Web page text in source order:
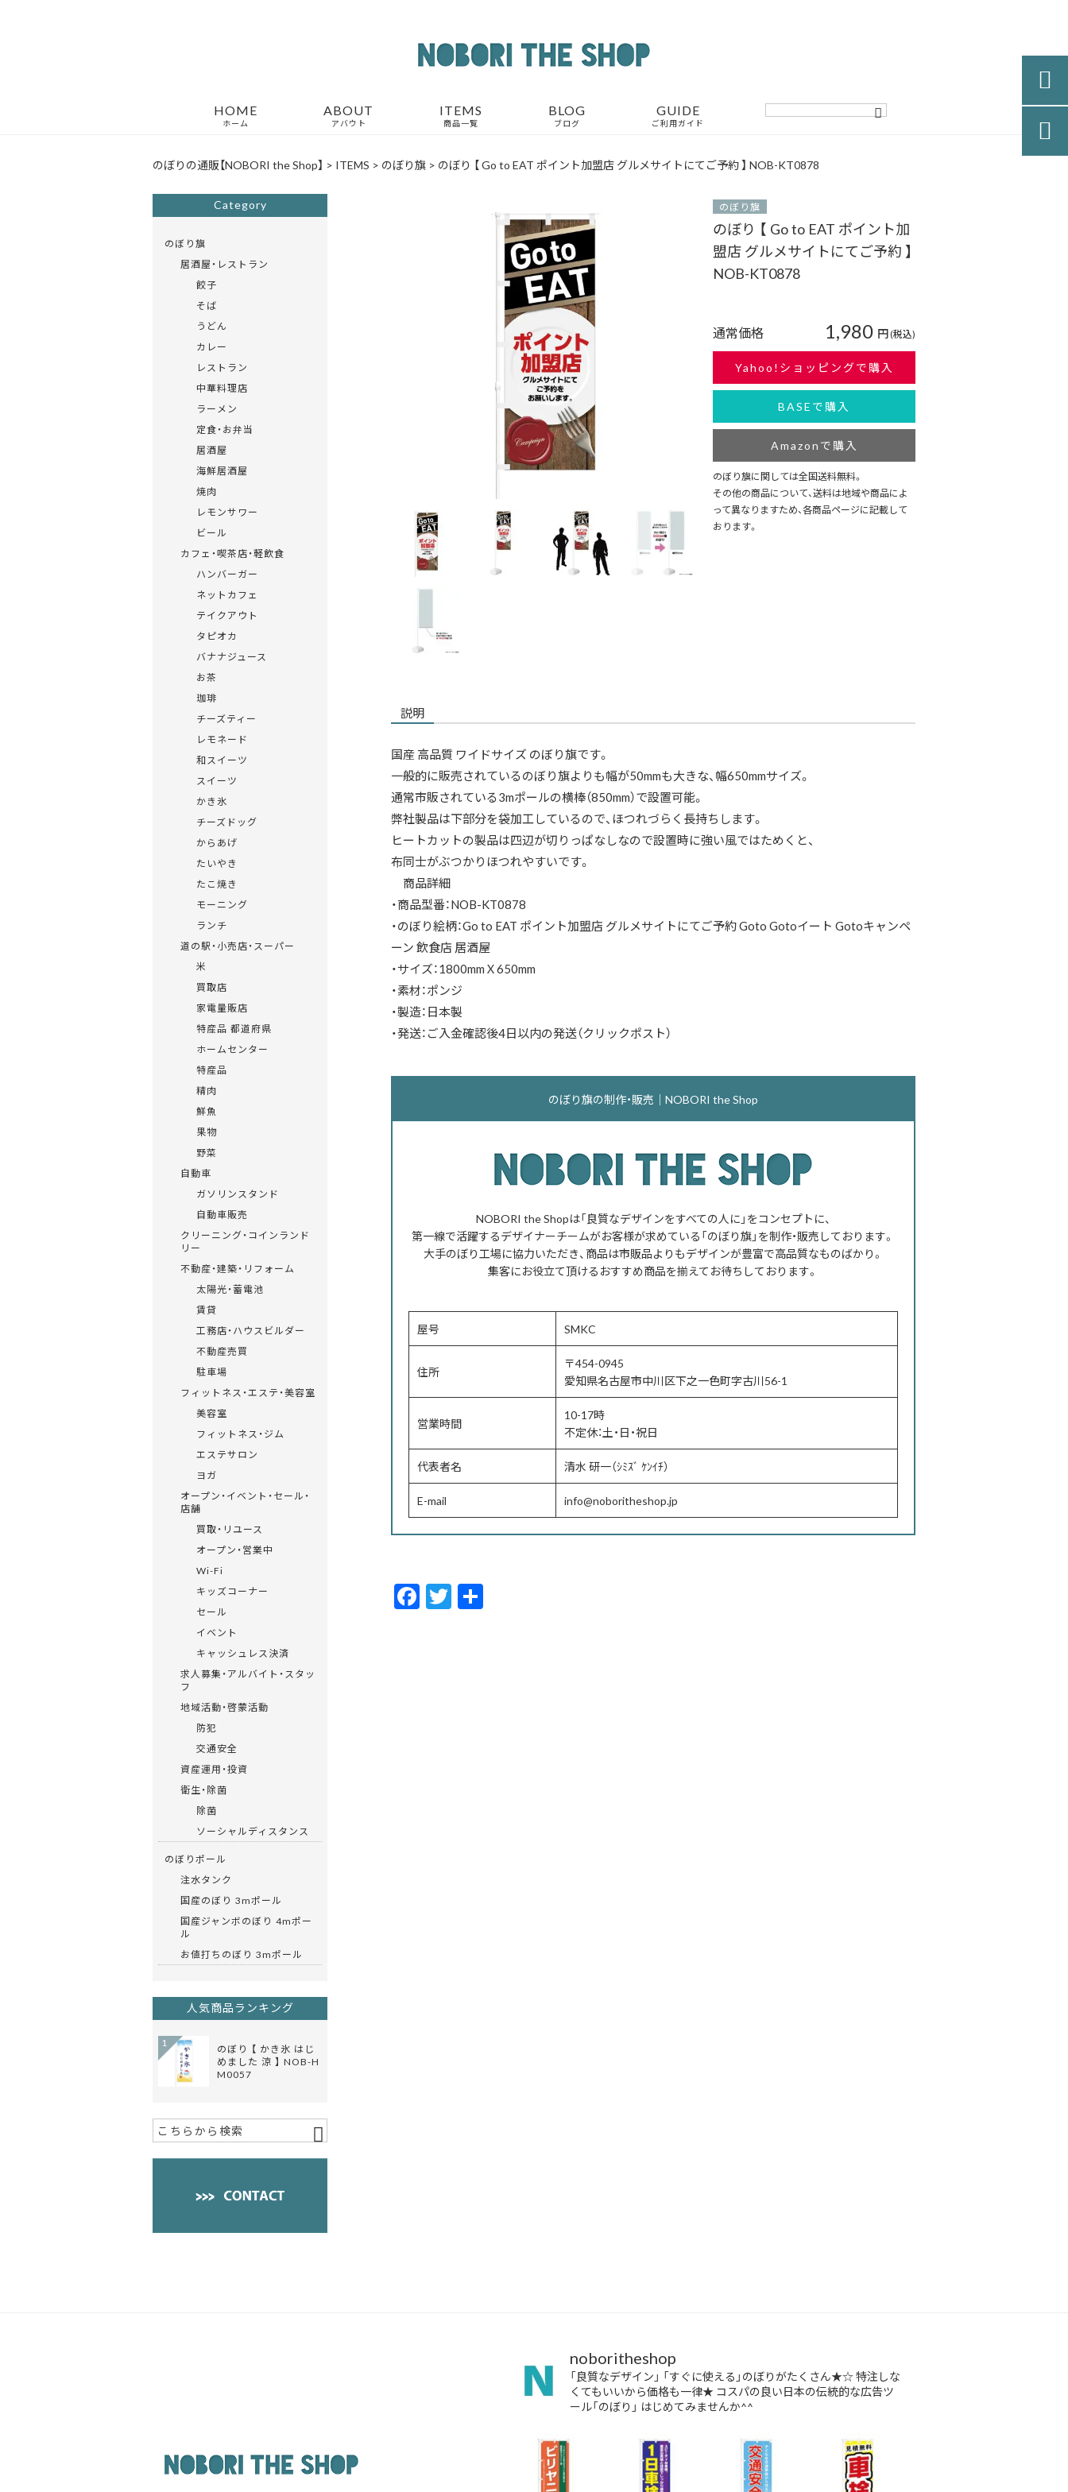
HOME
ホーム
ABOUT
アバウト
ITEMS
商品一覧
BLOG
ブログ
GUIDE
ご利用ガイド
のぼりの通販【NOBORI the Shop】 > ITEMS > のぼり旗 > のぼり 【 Go to EAT ポイント加盟店 グルメサイトにてご予約 】 NOB-KT0878
のぼり旗
のぼり 【 Go to EAT ポイント加
盟店 グルメサイトにてご予約 】
NOB-KT0878
通常価格 1,980 円(税込)
Yahoo!ショッピングで購入
BASEで購入
Amazonで購入
のぼり旗に関しては全国送料無料。
その他の商品について、送料は地域や商品によ
って異なりますため、各商品ページに記載して
おります。
説明
国産 高品質 ワイドサイズ のぼり旗です。
一般的に販売されているのぼり旗よりも幅が50mmも大きな、幅650mmサイズ。
通常市販されている3mポールの横棒（850mm）で設置可能。
弊社製品は下部分を袋加工しているので、ほつれづらく長持ちします。
ヒートカットの製品は四辺が切りっぱなしなので設置時に強い風ではためくと、
布同士がぶつかりほつれやすいです。
商品詳細
・商品型番：NOB-KT0878
・のぼり絵柄：Go to EAT ポイント加盟店 グルメサイトにてご予約 Goto Gotoイート Gotoキャンペ
ーン 飲食店 居酒屋
・サイズ：1800mmＸ650mm
・素材：ポンジ
・製造：日本製
・発送：ご入金確認後4日以内の発送（クリックポスト）
のぼり旗の制作・販売｜NOBORI the Shop
NOBORI the Shopは「良質なデザインをすべての人に」をコンセプトに、
第一線で活躍するデザイナーチームがお客様が求めている「のぼり旗」を制作・販売しております。
大手のぼり工場に協力いただき、商品は市販品よりもデザインが豊富で高品質なものばかり。
集客にお役立て頂けるおすすめ商品を揃えてお待ちしております。
屋号 SMKC
住所
〒454-0945
愛知県名古屋市中川区下之一色町字古川56-1
営業時間
10-17時
不定休：土・日・祝日
代表者名 清水 研一（ｼﾐｽﾞ ｹﾝｲﾁ）
E-mail info@noboritheshop.jp
F
ac
T
w
Category
のぼり旗
居酒屋・レストラン
餃子
そば
うどん
カレー
レストラン
中華料理店
ラーメン
定食・お弁当
居酒屋
海鮮居酒屋
焼肉
レモンサワー
ビール
カフェ・喫茶店・軽飲食
ハンバーガー
ネットカフェ
テイクアウト
タピオカ
バナナジュース
お茶
珈琲
チーズティー
レモネード
和スイーツ
スイーツ
かき氷
チーズドッグ
からあげ
たいやき
たこ焼き
モーニング
ランチ
道の駅・小売店・スーパー
米
買取店
家電量販店
特産品 都道府県
ホームセンター
特産品
精肉
鮮魚
果物
野菜
自動車
ガソリンスタンド
自動車販売
クリーニング・コインランド
リー
不動産・建築・リフォーム
太陽光・蓄電池
賃貸
工務店・ハウスビルダー
不動産売買
駐車場
フィットネス・エステ・美容室
美容室
フィットネス・ジム
エステサロン
ヨガ
オープン・イベント・セール・
店舗
買取・リユース
オープン・営業中
Wi-Fi
キッズコーナー
セール
イベント
キャッシュレス決済
求人募集・アルバイト・スタッ
フ
地域活動・啓蒙活動
防犯
交通安全
資産運用・投資
衛生・除菌
除菌
ソーシャルディスタンス
のぼりポール
注水タンク
国産のぼり 3mポール
国産ジャンボのぼり 4mポー
ル
お値打ちのぼり 3mポール
人気商品ランキング
のぼり 【 かき氷 はじ
めました 涼 】 NOB-H
M0057
1
noboritheshop
「良質なデザイン」 「すぐに使える」のぼりがたくさん★☆特注しな
くてもいいから価格も一律★ コスパの良い日本の伝統的な広告ツ
ール「のぼり」 はじめてみませんか^^

